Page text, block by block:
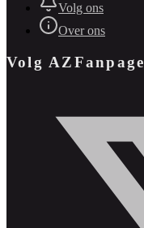
Volg ons
Over ons
Volg AZFanpage